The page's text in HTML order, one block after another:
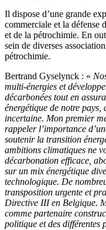
Il dispose d’une grande
commerciale et la défense
et de la pétrochimie. En
sein de diverses
pétrochimie.
Bertrand Gyselynck : «
multi-énergies et
décarbonées tout en
énergétique de notre
incertaine. Mon premier
rappeler l’importance
soutenir la transition
ambitions climatiques ne
décarbonation efficace,
sur un mix énergétique
technologique. De
transposition urgente et
Directive III en Belgique.
comme partenaire
politique et des différentes